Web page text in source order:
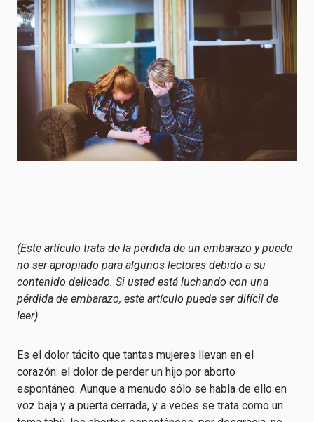
(Este artículo trata de la pérdida de un embarazo y puede
no ser apropiado para algunos lectores debido a su
contenido delicado. Si usted está luchando con una
pérdida de embarazo, este artículo puede ser difícil de
leer).
Es el dolor tácito que tantas mujeres llevan en el
corazón: el dolor de perder un hijo por aborto
espontáneo. Aunque a menudo sólo se habla de ello en
voz baja y a puerta cerrada, y a veces se trata como un